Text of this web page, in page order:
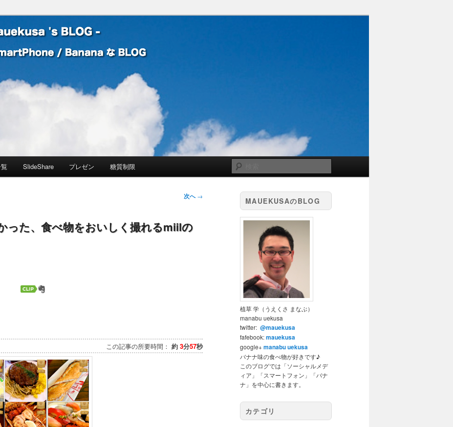
– mauekusa 's BLOG -
索
SlideShare プレゼン 糖質制限
次へ→
った、食べ物をおいしく撮れるmiilの
この記事の所要時間： 約 3分57秒
MAUEKUSAのBLOG
植草 学（うえくさ まなぶ）
manabu uekusa
twitter: @mauekusa
fafebook:mauekusa
google+manabu uekusa
バナナ味の食べ物が好きです♪
このブログでは「ソーシャルメデ
ィア」「スマートフォン」「バナ
ナ」を中心に書きます。
カテゴリ